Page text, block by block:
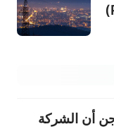
أن الشركة